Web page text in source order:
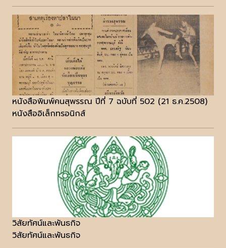
หนังสือพิมพ์คนสุพรรณ ปีที่ 7 ฉบับที่ 502 (21 ธ.ค.2508)
หนังสืออิเล็กทรอนิกส์
วิสัยทัศน์และพันธกิจ
วิสัยทัศน์และพันธกิจ